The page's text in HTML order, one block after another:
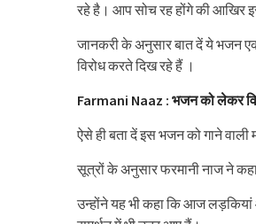
रहे है। आप सोच रह होंगे की आखिर
जानकरी के अनुसार बात दें ये भजन
विरोध करते दिख रहे हैं ।
Farmani Naaz : भजन को लेकर
ऐसे ही बता दें इस भजन को गाने वाली
सूत्रों के अनुसार फरमानी नाज ने
उन्होंने यह भी कहा कि आज